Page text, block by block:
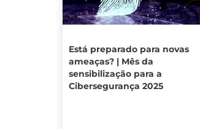
Está preparado para novas
ameaças? | Mês da
sensibilização para a
Cibersegurança 2025